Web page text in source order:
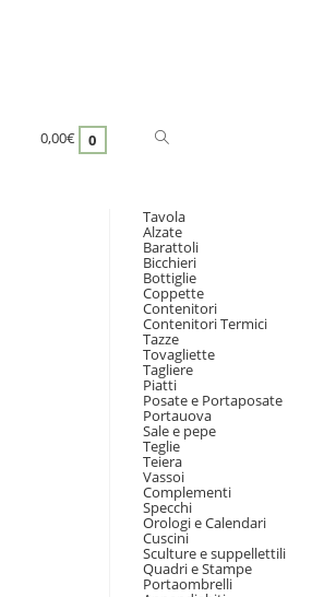
0,00€ 0
Tavola
Alzate
Barattoli
Bicchieri
Bottiglie
Coppette
Contenitori
Contenitori Termici
Tazze
Tovagliette
Tagliere
Piatti
Posate e Portaposate
Portauova
Sale e pepe
Teglie
Teiera
Vassoi
Complementi
Specchi
Orologi e Calendari
Cuscini
Sculture e suppellettili
Quadri e Stampe
Portaombrelli